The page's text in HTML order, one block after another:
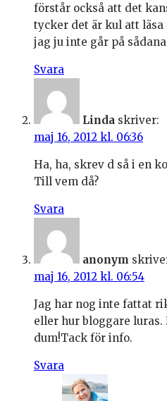
förstår också att det
tycker det är kul att
jag ju inte går på
Svara
Linda skriver:
maj 16, 2012 kl. 06:36
Ha, ha, skrev d så i en
Till vem då?
Svara
anonym
maj 16, 2012 kl. 06:54
Jag har nog inte fattat
eller hur bloggare luras.
dum!Tack för info.
Svara